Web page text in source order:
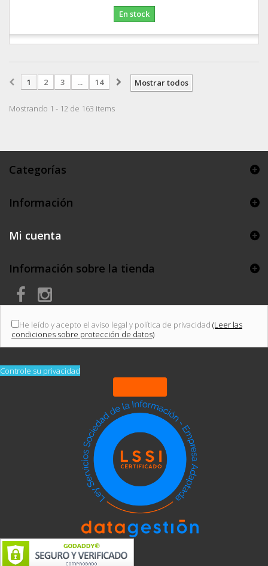
En stock
Mostrar todos
1 2 3 ... 14
Mostrando 1 - 12 de 163 items
Categorías
Información
Mi cuenta
Información sobre la tienda
He leído y acepto el aviso legal y política de privacidad (Leer las
condiciones sobre protección de datos)
Controle su privacidad